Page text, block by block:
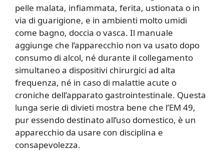
pelle malata, infiammata, ferita, ustionata o in
via di guarigione, e in ambienti molto umidi
come bagno, doccia o vasca. Il manuale
aggiunge che l’apparecchio non va usato dopo
consumo di alcol, né durante il collegamento
simultaneo a dispositivi chirurgici ad alta
frequenza, né in caso di malattie acute o
croniche dell’apparato gastrointestinale. Questa
lunga serie di divieti mostra bene che l’EM 49,
pur essendo destinato all’uso domestico, è un
apparecchio da usare con disciplina e
consapevolezza.